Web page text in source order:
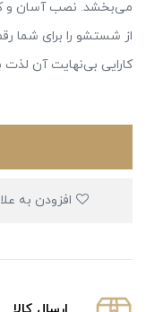
می‌بخشد. نصب آسان و
از شستشو را برای شما
کارایی بی‌نهایت آن لذت